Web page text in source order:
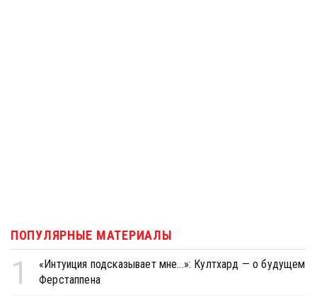
ПОПУЛЯРНЫЕ МАТЕРИАЛЫ
1
«Интуиция подсказывает мне...»: Култхард — о будущем
Ферстаппена